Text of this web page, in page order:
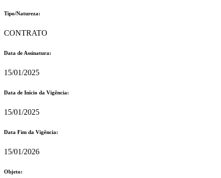
Tipo/Natureza:
CONTRATO
Data de Assinatura:
15/01/2025
Data de Início da Vigência:
15/01/2025
Data Fim da Vigência:
15/01/2026
Objeto: